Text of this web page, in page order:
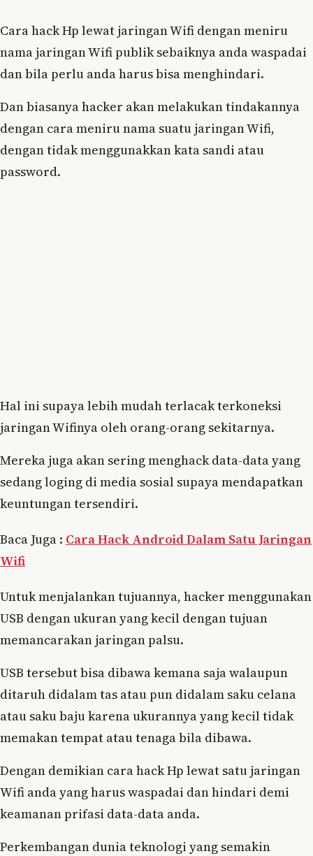
Cara hack Hp lewat jaringan Wifi dengan meniru
nama jaringan Wifi publik sebaiknya anda waspadai
dan bila perlu anda harus bisa menghindari.
Dan biasanya hacker akan melakukan tindakannya
dengan cara meniru nama suatu jaringan Wifi,
dengan tidak menggunakkan kata sandi atau
password.
Hal ini supaya lebih mudah terlacak terkoneksi
jaringan Wifinya oleh orang-orang sekitarnya.
Mereka juga akan sering menghack data-data yang
sedang loging di media sosial supaya mendapatkan
keuntungan tersendiri.
Baca Juga : Cara Hack Android Dalam Satu Jaringan
Wifi
Untuk menjalankan tujuannya, hacker menggunakan
USB dengan ukuran yang kecil dengan tujuan
memancarakan jaringan palsu.
USB tersebut bisa dibawa kemana saja walaupun
ditaruh didalam tas atau pun didalam saku celana
atau saku baju karena ukurannya yang kecil tidak
memakan tempat atau tenaga bila dibawa.
Dengan demikian cara hack Hp lewat satu jaringan
Wifi anda yang harus waspadai dan hindari demi
keamanan prifasi data-data anda.
Perkembangan dunia teknologi yang semakin